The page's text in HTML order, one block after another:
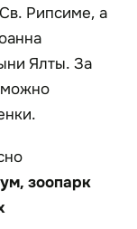
Рипсиме, а
Ялты. За
можно
зоопарк